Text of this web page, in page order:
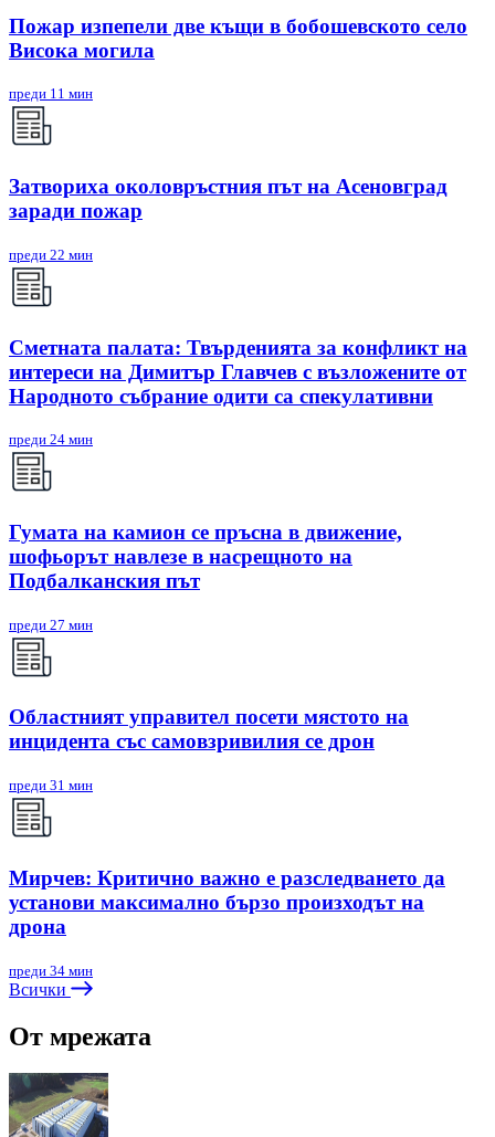
Пожар изпепели две къщи в бобошевското село
Висока могила
преди 11 мин
Затвориха околовръстния път на Асеновград
заради пожар
преди 22 мин
Сметната палата: Твърденията за конфликт на
интереси на Димитър Главчев с възложените от
Народното събрание одити са спекулативни
преди 24 мин
Гумата на камион се пръсна в движение,
шофьорът навлезе в насрещното на
Подбалканския път
преди 27 мин
Областният управител посети мястото на
инцидента със самовзривилия се дрон
преди 31 мин
Мирчев: Критично важно е разследването да
установи максимално бързо произходът на
дрона
преди 34 мин
Всички
От мрежата